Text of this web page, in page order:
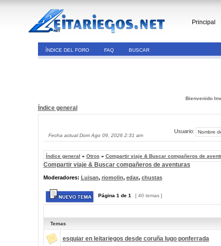
Principal
ÍNDICE DEL FORO FAQ BUSCAR
Bienvenido
Índice general
Fecha actual Dom Ago 09, 2026 2:31 am
Usuario:
Índice general » Otros » Compartir viaje & Buscar compañeros de
Compartir viaje & Buscar compañeros de aventuras
Moderadores: Luisan, riomolin, edax, chustas
Página 1 de 1 [ 40 temas ]
Temas
esquiar en leitariegos desde coruña lugo ponferrada